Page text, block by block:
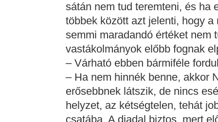
sátán nem tud teremteni, és ha
többek között azt jelenti, hogy
semmi maradandó értéket nem
vastákolmányok előbb fognak
– Várható ebben bármiféle
– Ha nem hinnék benne, akkor
erősebbnek látszik, de nincs
helyzet, az kétségtelen, tehát
csatába. A diadal biztos, mert